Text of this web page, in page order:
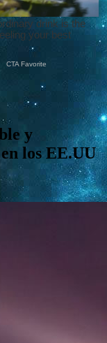
y
los EE.UU